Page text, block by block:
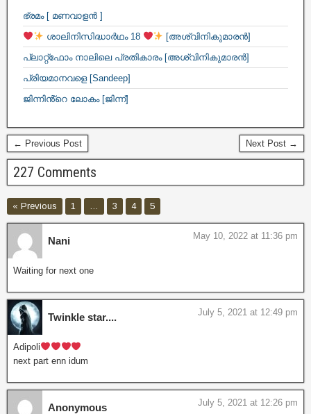
ഭ്രമം [ മണവാളൻ ]
ശാലിനിസിദ്ധാർഥം 18
[അശ്വിനികുമാരൻ]
പ്ലാറ്റ്ഫോം നാലിലെ പ്രതികാരം [അശ്വിനികുമാരൻ]
പ്രിയമാനവളെ [Sandeep]
ജിന്നിൻ്റെ ലോകം [ജിന്ന്]
← Previous Post Next Post →
227 Comments
« Previous 1 3 4 5
Nani May 10, 2022 at 11:36 pm
Waiting for next one
Twinkle star.... July 5, 2021 at 12:49 pm
Adipoli
next part enn idum
Anonymous July 5, 2021 at 12:26 pm